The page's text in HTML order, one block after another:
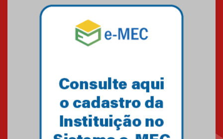
07.11.2024
Equipe de saltos ornamentais
do Mackenzie Brasília
Gravação do projeto “Mais de
31 mil vozes com a Palavra” é
realizado no Colégio
Mackenzie Brasília